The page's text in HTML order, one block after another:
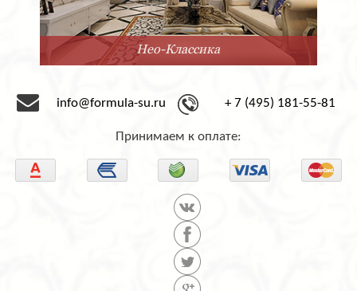
Нео-Классика
info@formula-su.ru + 7 (495) 181-55-81
Принимаем к оплате: